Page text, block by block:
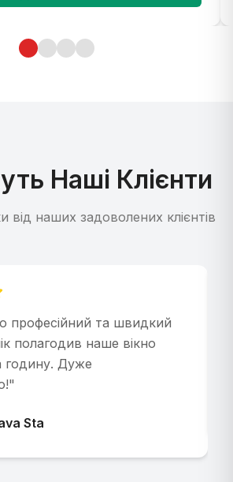
Наші Клієнти
від наших задоволених клієнтів
професійний та швидкий
полагодив наше вікно
годину. Дуже
"
Sta